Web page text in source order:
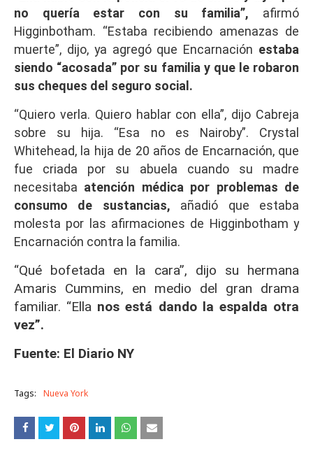
no quería estar con su familia”, afirmó
Higginbotham. “Estaba recibiendo amenazas de
muerte”, dijo, ya agregó que Encarnación estaba
siendo “acosada” por su familia y que le robaron
sus cheques del seguro social.
“Quiero verla. Quiero hablar con ella”, dijo Cabreja
sobre su hija. “Esa no es Nairoby”. Crystal
Whitehead, la hija de 20 años de Encarnación, que
fue criada por su abuela cuando su madre
necesitaba atención médica por problemas de
consumo de sustancias, añadió que estaba
molesta por las afirmaciones de Higginbotham y
Encarnación contra la familia.
“Qué bofetada en la cara”, dijo su hermana
Amaris Cummins, en medio del gran drama
familiar. “Ella nos está dando la espalda otra
vez”.
Fuente: El Diario NY
Tags: Nueva York